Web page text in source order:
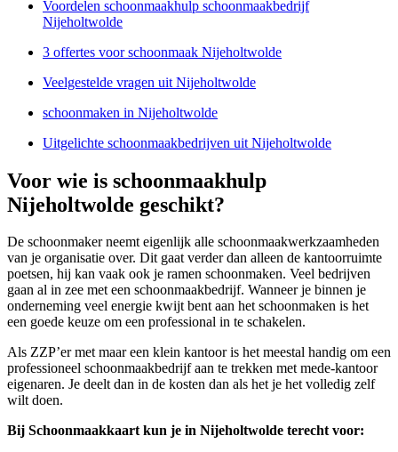
Voordelen schoonmaakhulp schoonmaakbedrijf
Nijeholtwolde
3 offertes voor schoonmaak Nijeholtwolde
Veelgestelde vragen uit Nijeholtwolde
schoonmaken in Nijeholtwolde
Uitgelichte schoonmaakbedrijven uit Nijeholtwolde
Voor wie is schoonmaakhulp
Nijeholtwolde geschikt?
De schoonmaker neemt eigenlijk alle schoonmaakwerkzaamheden
van je organisatie over. Dit gaat verder dan alleen de kantoorruimte
poetsen, hij kan vaak ook je ramen schoonmaken. Veel bedrijven
gaan al in zee met een schoonmaakbedrijf. Wanneer je binnen je
onderneming veel energie kwijt bent aan het schoonmaken is het
een goede keuze om een professional in te schakelen.
Als ZZP’er met maar een klein kantoor is het meestal handig om een
professioneel schoonmaakbedrijf aan te trekken met mede-kantoor
eigenaren. Je deelt dan in de kosten dan als het je het volledig zelf
wilt doen.
Bij Schoonmaakkaart kun je in Nijeholtwolde terecht voor: